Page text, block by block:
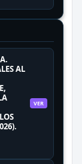
AL
VER